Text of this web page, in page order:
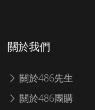
關於我們
關於486先生
關於486團購